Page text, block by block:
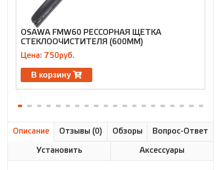
OSAWA FMW60 РЕССОРНАЯ ЩЕТКА
СТЕКЛООЧИСТИТЕЛЯ (600ММ)
Цена: 750руб.
В корзину
Описание Отзывы (0) Обзоры Вопрос-Ответ
Установить Аксессуары